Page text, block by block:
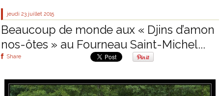
jeudi 23 juillet 2015
Beaucoup de monde aux « Djins d’amon
nos-ôtes » au Fourneau Saint-Michel...
Share